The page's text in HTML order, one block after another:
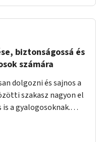
a közvetlen
nem került
biztonságossá és
számára
dolgozni és sajnos a
szakasz nagyon el
is a gyalogosoknak.